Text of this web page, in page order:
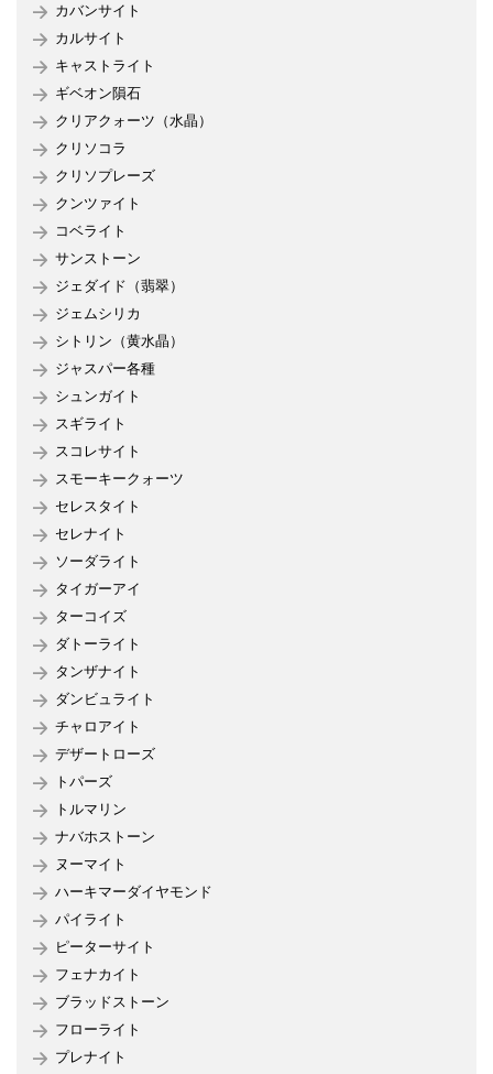
カバンサイト
カルサイト
キャストライト
ギベオン隕石
クリアクォーツ（水晶）
クリソコラ
クリソプレーズ
クンツァイト
コベライト
サンストーン
ジェダイド（翡翠）
ジェムシリカ
シトリン（黄水晶）
ジャスパー各種
シュンガイト
スギライト
スコレサイト
スモーキークォーツ
セレスタイト
セレナイト
ソーダライト
タイガーアイ
ターコイズ
ダトーライト
タンザナイト
ダンビュライト
チャロアイト
デザートローズ
トパーズ
トルマリン
ナバホストーン
ヌーマイト
ハーキマーダイヤモンド
パイライト
ピーターサイト
フェナカイト
ブラッドストーン
フローライト
プレナイト